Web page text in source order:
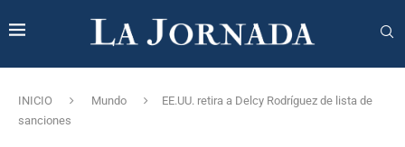
INICIO Mundo
EE.UU. retira a Delcy Rodríguez de lista de
sanciones